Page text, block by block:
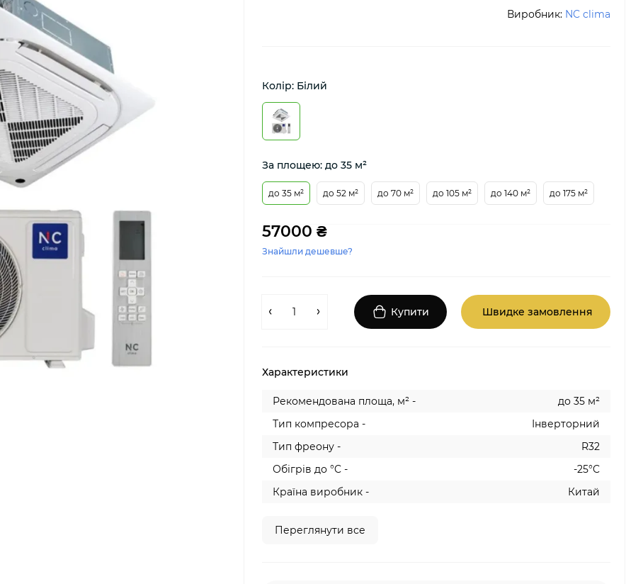
Виробник: NC clima
Колір: Білий
За площею: до 35 м²
до 35 м² до 52 м² до 70 м² до 105 м² до 140 м² до 175 м²
57000 ₴
Знайшли дешевше?
Купити Швидке замовлення
Характеристики
Рекомендована площа, м² -
до 35 м²
Тип компресора -
Інверторний
Тип фреону -
R32
Обігрів до °C -
-25°C
Країна виробник -
Китай
Переглянути все